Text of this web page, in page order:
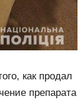
как продал
препарата